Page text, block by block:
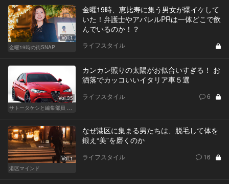
Vol.1
金曜19時の街SNAP
金曜19時、恵比寿に集う男女が爆イケして
いた！弁護士やアパレルPRは一体どこで飲
んでいるのか！？
ライフスタイル
Vol.35
サトータケシと編集部員 船山の"CAR GENTSへの道"
カンカン照りの太陽がお似合いすぎる！ お
洒落でカッコいいイタリア車５選
ライフスタイル 6
Vol.1
港区マインド
なぜ港区に集まる男たちは、脱毛して体を
鍛え“美”を磨くのか
ライフスタイル 16